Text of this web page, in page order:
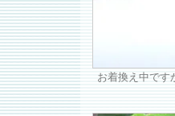
お着換え中です